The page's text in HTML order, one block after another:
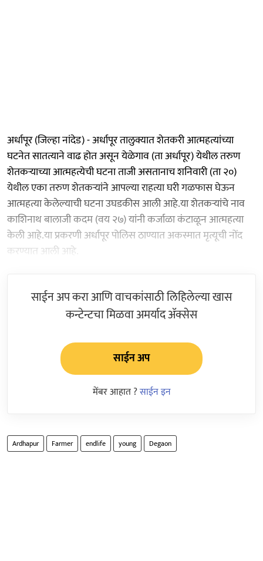
अर्धापूर (जिल्हा नांदेड) - अर्धापूर तालुक्यात शेतकरी आत्महत्यांच्या
घटनेत सातत्याने वाढ होत असून येळेगाव (ता अर्धापूर) येथील तरुण
शेतकऱ्याच्या आत्महत्येची घटना ताजी असतानाच शनिवारी (ता २०)
येथील एका तरुण शेतकऱ्यांने आपल्या राहत्या घरी गळफास घेऊन
आत्महत्या केलेल्याची घटना उघडकीस आली आहे.या शेतकऱ्यांचे नाव
काशिनाथ बालाजी कदम (वय २७) यांनी कर्जाळा कंटाळून आत्महत्या
केली आहे.या प्रकरणी अर्धापूर पोलिस ठाण्यात अकस्मात मृत्यूची नोंद
करण्यात आली आहे.
साईन अप करा आणि वाचकांसाठी लिहिलेल्या खास
कन्टेन्टचा मिळवा अमर्याद ॲक्सेस
साईन अप
मेंबर आहात ?साईन इन
Ardhapur Farmer endlife young Degaon